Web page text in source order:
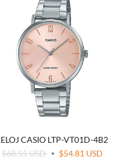
CASIO LTP-VT01D-4B2
$68.55 USD
$54.81 USD